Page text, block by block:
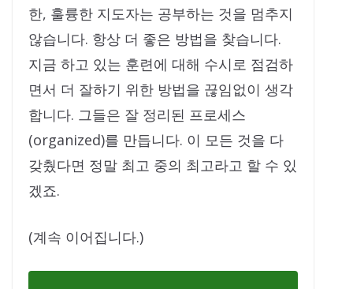
한, 훌륭한 지도자는 공부하는 것을 멈추지
않습니다. 항상 더 좋은 방법을 찾습니다.
지금 하고 있는 훈련에 대해 수시로 점검하
면서 더 잘하기 위한 방법을 끊임없이 생각
합니다. 그들은 잘 정리된 프로세스
(organized)를 만듭니다. 이 모든 것을 다
갖췄다면 정말 최고 중의 최고라고 할 수 있
겠죠.
(계속 이어집니다.)